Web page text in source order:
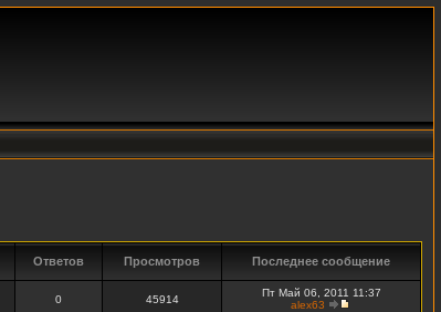
Ответов Просмотров Последнее сообщение
0 45914
Пт Май 06, 2011 11:37
alex63